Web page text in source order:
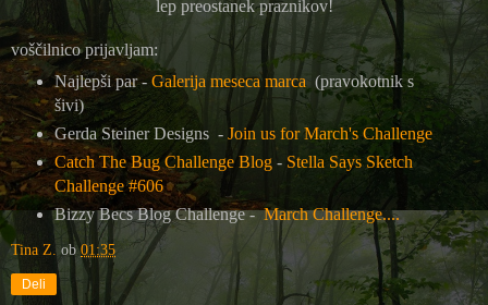
lep preostanek praznikov!
voščilnico prijavljam:
Najlepši par - Galerija meseca marca (pravokotnik s
šivi)
Gerda Steiner Designs - Join us for March's Challenge
Catch The Bug Challenge Blog- Stella Says Sketch
Challenge #606
Bizzy Becs Blog Challenge -March Challenge....
Tina Z. ob01:35
Deli